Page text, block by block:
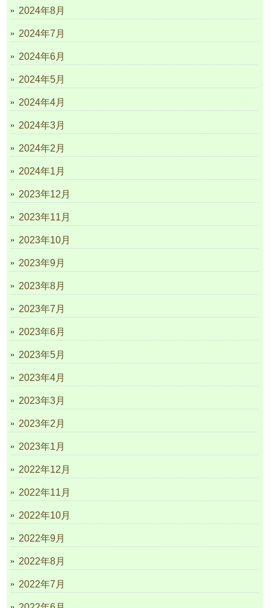
2024年8月
2024年7月
2024年6月
2024年5月
2024年4月
2024年3月
2024年2月
2024年1月
2023年12月
2023年11月
2023年10月
2023年9月
2023年8月
2023年7月
2023年6月
2023年5月
2023年4月
2023年3月
2023年2月
2023年1月
2022年12月
2022年11月
2022年10月
2022年9月
2022年8月
2022年7月